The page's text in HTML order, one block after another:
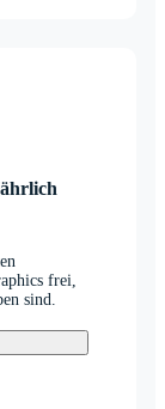
frei,
sind.